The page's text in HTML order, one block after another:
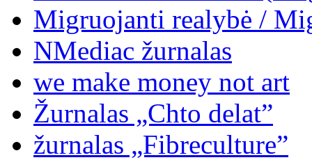
Migruojanti realybė /
NMediac žurnalas
we make money not art
Žurnalas „Chto delat”
žurnalas „Fibreculture”